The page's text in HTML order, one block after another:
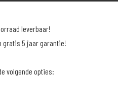
leverbaar!
gratis 5 jaar garantie!
volgende opties: